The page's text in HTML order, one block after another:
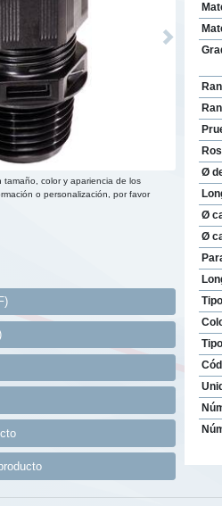
Next
color y apariencia de los
o personalización, por favor
Ø
Ø
Ø
Tipo